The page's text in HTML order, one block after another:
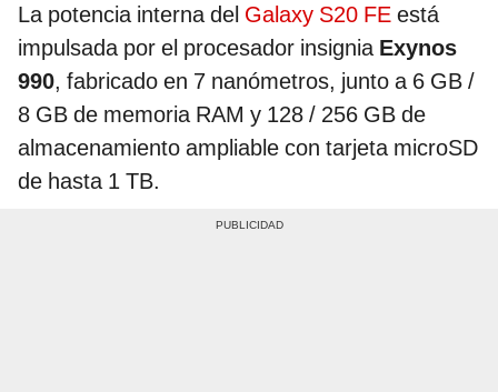
La potencia interna del Galaxy S20 FE está
impulsada por el procesador insignia Exynos
990, fabricado en 7 nanómetros, junto a 6 GB /
8 GB de memoria RAM y 128 / 256 GB de
almacenamiento ampliable con tarjeta microSD
de hasta 1 TB.